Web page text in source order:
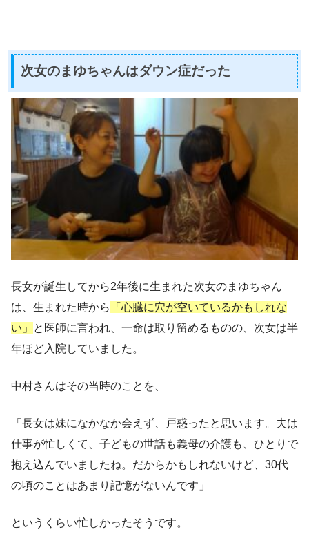
次女のまゆちゃんはダウン症だった
長女が誕生してから2年後に生まれた次女のまゆちゃん
は、生まれた時から
「心臓に穴が空いているかもしれな
い」
と医師に言われ、一命は取り留めるものの、次女は半
年ほど入院していました。
中村さんはその当時のことを、
「長女は妹になかなか会えず、戸惑ったと思います。夫は
仕事が忙しくて、子どもの世話も義母の介護も、ひとりで
抱え込んでいましたね。だからかもしれないけど、30代
の頃のことはあまり記憶がないんです」
というくらい忙しかったそうです。